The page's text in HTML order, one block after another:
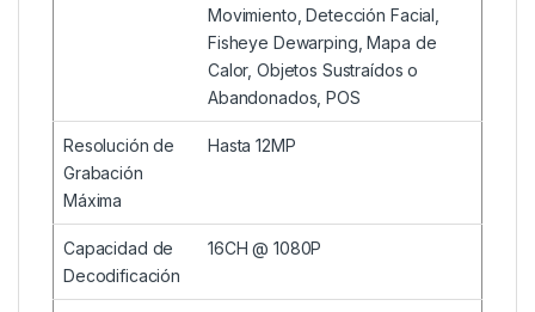
Movimiento, Detección Facial,
Fisheye Dewarping, Mapa de
Calor, Objetos Sustraídos o
Abandonados, POS
Resolución de
Grabación
Máxima
Hasta 12MP
Capacidad de
Decodificación
16CH @ 1080P